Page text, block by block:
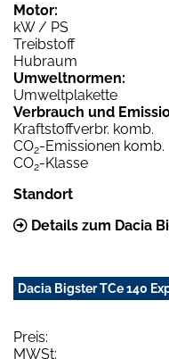
Motor:
kW / PS
Treibstoff
Hubraum
Umweltnormen:
Umweltplakette
Verbrauch und
Kraftstoffverbr. komb.
CO2-Emissionen komb.
CO2-Klasse
Standort
Details zum Dacia
Dacia Bigster TCe 140
Preis:
MWSt: